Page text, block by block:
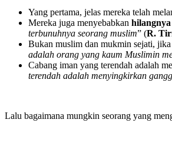
Yang pertama, jelas mereka telah
Mereka juga menyebabkan
terbunuhnya seorang muslim” (R.
Bukan muslim dan mukmin sejati,
adalah orang yang kaum Muslimin
Cabang iman yang terendah adalah
terendah adalah menyingkirkan
Lalu bagaimana mungkin seorang yang